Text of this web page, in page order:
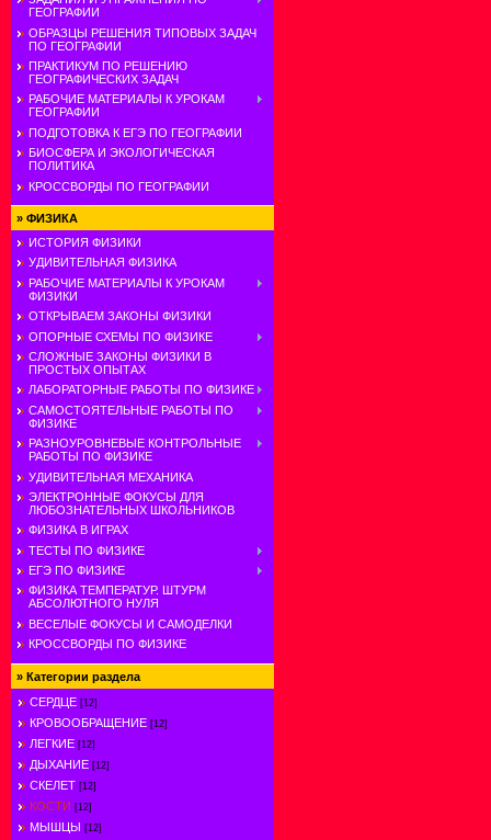
ГЕОГРАФИИ
ОБРАЗЦЫ РЕШЕНИЯ ТИПОВЫХ ЗАДАЧ
ПО ГЕОГРАФИИ
ПРАКТИКУМ ПО РЕШЕНИЮ
ГЕОГРАФИЧЕСКИХ ЗАДАЧ
РАБОЧИЕ МАТЕРИАЛЫ К УРОКАМ
ГЕОГРАФИИ
ПОДГОТОВКА К ЕГЭ ПО ГЕОГРАФИИ
БИОСФЕРА И ЭКОЛОГИЧЕСКАЯ
ПОЛИТИКА
КРОССВОРДЫ ПО ГЕОГРАФИИ
» ФИЗИКА
ИСТОРИЯ ФИЗИКИ
УДИВИТЕЛЬНАЯ ФИЗИКА
РАБОЧИЕ МАТЕРИАЛЫ К УРОКАМ
ФИЗИКИ
ОТКРЫВАЕМ ЗАКОНЫ ФИЗИКИ
ОПОРНЫЕ СХЕМЫ ПО ФИЗИКЕ
СЛОЖНЫЕ ЗАКОНЫ ФИЗИКИ В
ПРОСТЫХ ОПЫТАХ
ЛАБОРАТОРНЫЕ РАБОТЫ ПО ФИЗИКЕ
САМОСТОЯТЕЛЬНЫЕ РАБОТЫ ПО
ФИЗИКЕ
РАЗНОУРОВНЕВЫЕ КОНТРОЛЬНЫЕ
РАБОТЫ ПО ФИЗИКЕ
УДИВИТЕЛЬНАЯ МЕХАНИКА
ЭЛЕКТРОННЫЕ ФОКУСЫ ДЛЯ
ЛЮБОЗНАТЕЛЬНЫХ ШКОЛЬНИКОВ
ФИЗИКА В ИГРАХ
ТЕСТЫ ПО ФИЗИКЕ
ЕГЭ ПО ФИЗИКЕ
ФИЗИКА ТЕМПЕРАТУР. ШТУРМ
АБСОЛЮТНОГО НУЛЯ
ВЕСЕЛЫЕ ФОКУСЫ И САМОДЕЛКИ
КРОССВОРДЫ ПО ФИЗИКЕ
» Категории раздела
СЕРДЦЕ [12]
КРОВООБРАЩЕНИЕ [12]
ЛЕГКИЕ [12]
ДЫХАНИЕ [12]
СКЕЛЕТ [12]
КОСТИ [12]
МЫШЦЫ [12]